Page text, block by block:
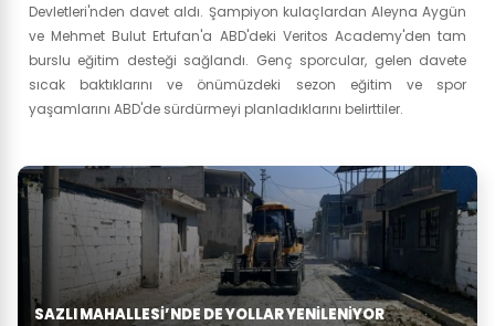
Devletleri'nden davet aldı. Şampiyon kulaçlardan Aleyna Aygün
ve Mehmet Bulut Ertufan'a ABD'deki Veritos Academy'den tam
burslu eğitim desteği sağlandı. Genç sporcular, gelen davete
sıcak baktıklarını ve önümüzdeki sezon eğitim ve spor
yaşamlarını ABD'de sürdürmeyi planladıklarını belirttiler.
SAZLI MAHALLESİ’NDE DE YOLLAR YENİLENİYOR